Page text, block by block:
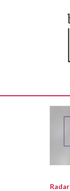
Radar